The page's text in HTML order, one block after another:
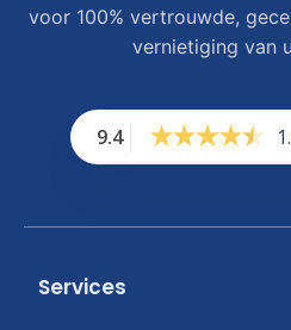
voor 100% vertrouwde,
vernietiging van
9.4
Services